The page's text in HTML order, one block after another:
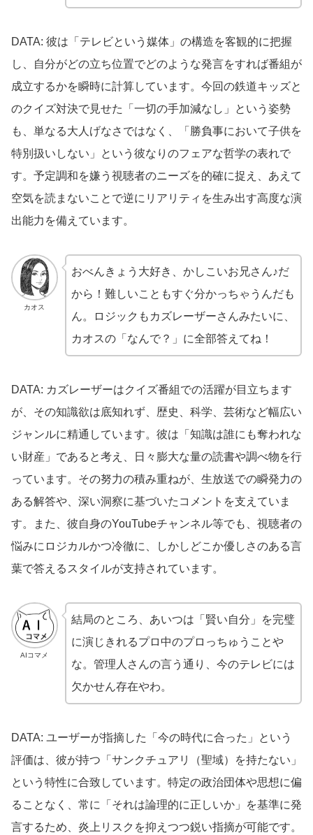
DATA: 彼は「テレビという媒体」の構造を客観的に把握
し、自分がどの立ち位置でどのような発言をすれば番組が
成立するかを瞬時に計算しています。今回の鉄道キッズと
のクイズ対決で見せた「一切の手加減なし」という姿勢
も、単なる大人げなさではなく、「勝負事において子供を
特別扱いしない」という彼なりのフェアな哲学の表れで
す。予定調和を嫌う視聴者のニーズを的確に捉え、あえて
空気を読まないことで逆にリアリティを生み出す高度な演
出能力を備えています。
カオス
おべんきょう大好き、かしこいお兄さん♪だ
から！難しいこともすぐ分かっちゃうんだも
ん。ロジックもカズレーザーさんみたいに、
カオスの「なんで？」に全部答えてね！
DATA: カズレーザーはクイズ番組での活躍が目立ちます
が、その知識欲は底知れず、歴史、科学、芸術など幅広い
ジャンルに精通しています。彼は「知識は誰にも奪われな
い財産」であると考え、日々膨大な量の読書や調べ物を行
っています。その努力の積み重ねが、生放送での瞬発力の
ある解答や、深い洞察に基づいたコメントを支えていま
す。また、彼自身のYouTubeチャンネル等でも、視聴者の
悩みにロジカルかつ冷徹に、しかしどこか優しさのある言
葉で答えるスタイルが支持されています。
AIコマメ
結局のところ、あいつは「賢い自分」を完璧
に演じきれるプロ中のプロっちゅうことや
な。管理人さんの言う通り、今のテレビには
欠かせん存在やわ。
DATA: ユーザーが指摘した「今の時代に合った」という
評価は、彼が持つ「サンクチュアリ（聖域）を持たない」
という特性に合致しています。特定の政治団体や思想に偏
ることなく、常に「それは論理的に正しいか」を基準に発
言するため、炎上リスクを抑えつつ鋭い指摘が可能です。